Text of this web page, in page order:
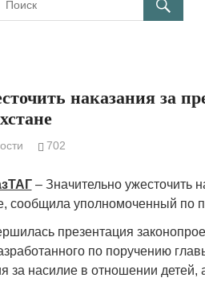
наказания за
702
– Значительно ужесточить
сообщила уполномоченный по
презентация
по поручению
за насилие в отношении